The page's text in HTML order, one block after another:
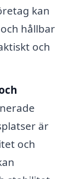
kan
hållbar
och
är
och